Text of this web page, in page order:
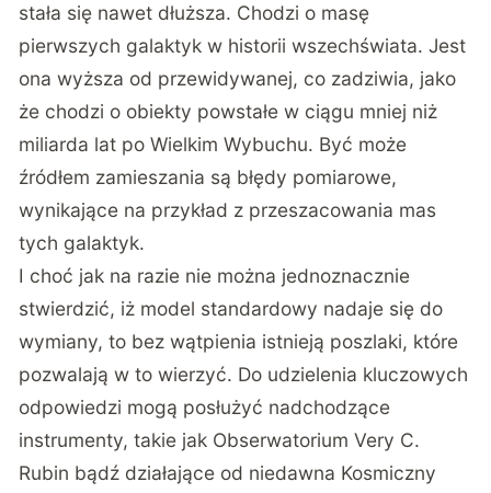
stała się nawet dłuższa. Chodzi o masę
pierwszych galaktyk w historii wszechświata. Jest
ona wyższa od przewidywanej, co zadziwia, jako
że chodzi o obiekty powstałe w ciągu mniej niż
miliarda lat po Wielkim Wybuchu. Być może
źródłem zamieszania są błędy pomiarowe,
wynikające na przykład z przeszacowania mas
tych galaktyk.
I choć jak na razie nie można jednoznacznie
stwierdzić, iż model standardowy nadaje się do
wymiany, to bez wątpienia istnieją poszlaki, które
pozwalają w to wierzyć. Do udzielenia kluczowych
odpowiedzi mogą posłużyć nadchodzące
instrumenty, takie jak Obserwatorium Very C.
Rubin bądź działające od niedawna Kosmiczny